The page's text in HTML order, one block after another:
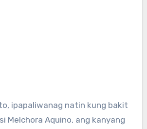
ipapaliwanag natin kung bakit
Melchora Aquino, ang kanyang